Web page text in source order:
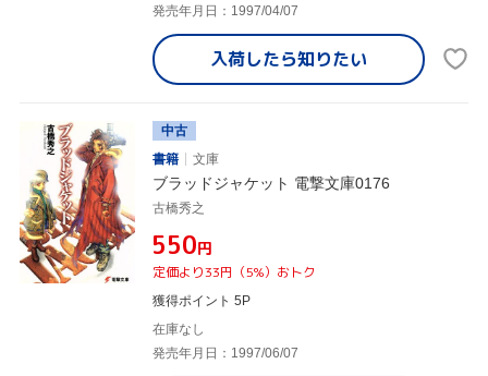
発売年月日：1997/04/07
入荷したら知りたい
中古
書籍
文庫
ブラッドジャケット 電撃文庫0176
古橋秀之
¥550円
定価より33円（5%）おトク
獲得ポイント 5P
在庫なし
発売年月日：1997/06/07